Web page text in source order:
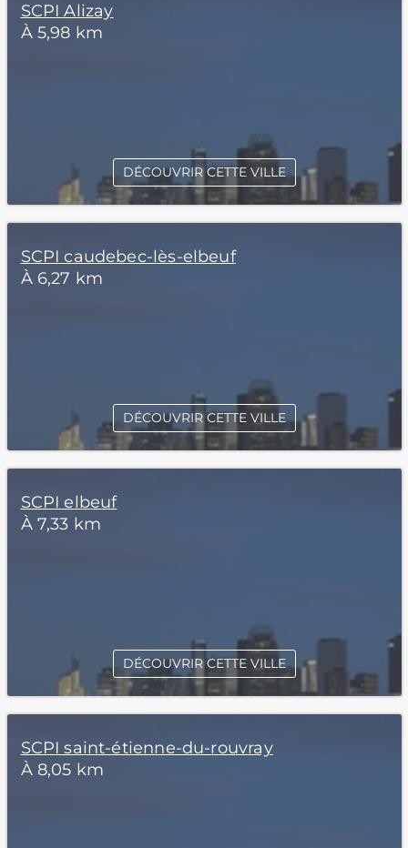
SCPI Alizay
À 5,98 km
DÉCOUVRIR CETTE VILLE
SCPI caudebec-lès-elbeuf
À 6,27 km
DÉCOUVRIR CETTE VILLE
SCPI elbeuf
À 7,33 km
DÉCOUVRIR CETTE VILLE
SCPI saint-étienne-du-rouvray
À 8,05 km